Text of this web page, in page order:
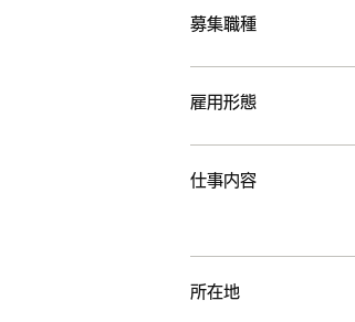
募集職種
雇用形態
仕事内容
所在地